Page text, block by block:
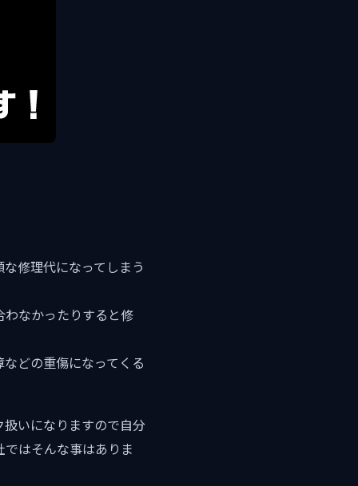
修理代になってしまう
なかったりすると修
どの重傷になってくる
いになりますので自分
はそんな事はありま